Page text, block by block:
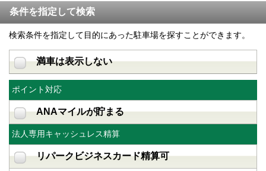
条件を指定して検索
検索条件を指定して目的にあった駐車場を探すことができます。
満車は表示しない
ポイント対応
ANAマイルが貯まる
法人専用キャッシュレス精算
リパークビジネスカード精算可